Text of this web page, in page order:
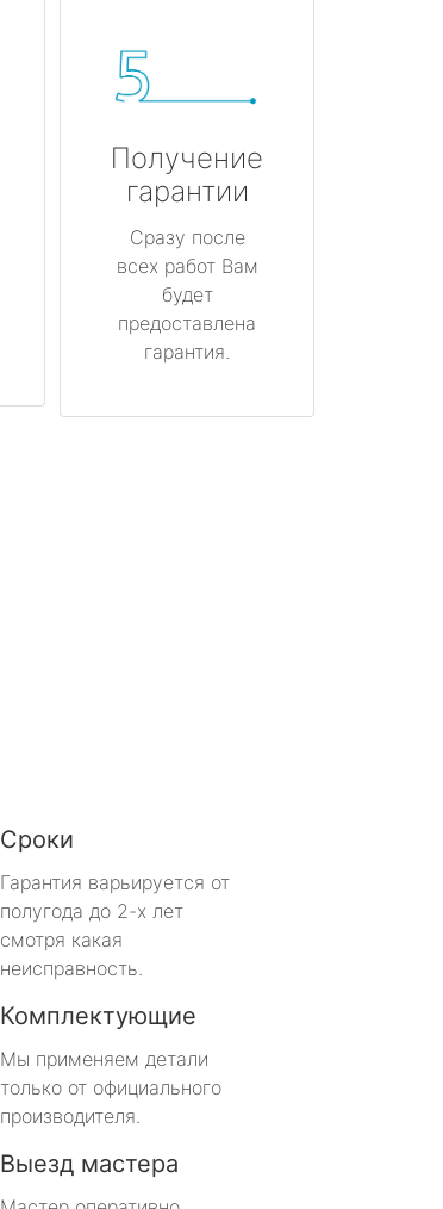
Получение
гарантии
Сразу после
всех работ Вам
будет
предоставлена
гарантия.
Сроки
Гарантия варьируется от
полугода до 2-х лет
смотря какая
неисправность.
Комплектующие
Мы применяем детали
только от официального
производителя.
Выезд мастера